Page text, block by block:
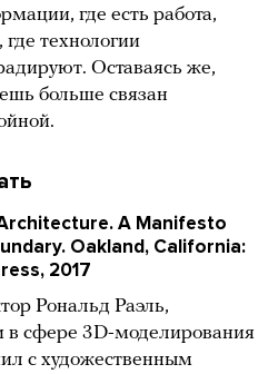
где есть работа,
технологии
Оставаясь же,
больше связан
A Manifesto
Oakland, California:
2017
Рональд Раэль,
в сфере 3D-моделирования
с художественным